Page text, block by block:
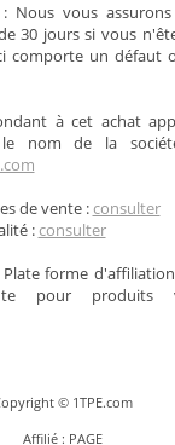
Nous vous
30 jours si vous
comporte un défaut
à cet achat
nom de la société
de vente :consulter
:consulter
Plate forme
pour
© 1TPE.com
Affilié : PAGE